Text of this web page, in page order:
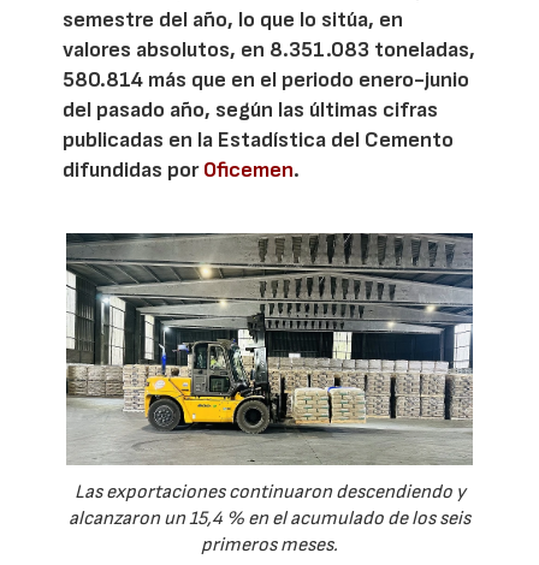
semestre del año, lo que lo sitúa, en
valores absolutos, en 8.351.083 toneladas,
580.814 más que en el periodo enero-junio
del pasado año, según las últimas cifras
publicadas en la Estadística del Cemento
difundidas porOficemen.
Las exportaciones continuaron descendiendo y
alcanzaron un 15,4 % en el acumulado de los seis
primeros meses.